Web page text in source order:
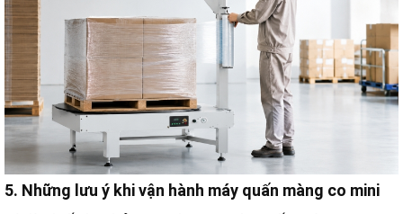
5. Những lưu ý khi vận hành máy quấn màng co mini